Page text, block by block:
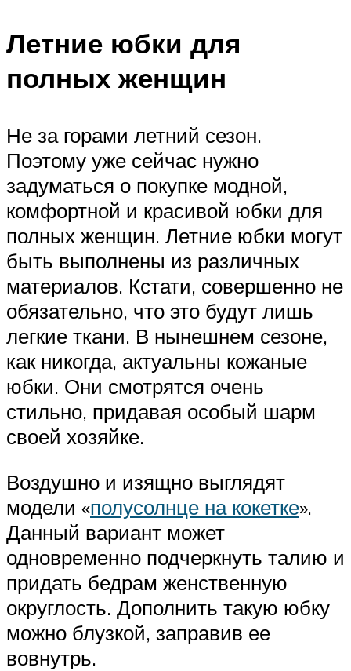
Летние юбки для
полных женщин
Не за горами летний сезон.
Поэтому уже сейчас нужно
задуматься о покупке модной,
комфортной и красивой юбки для
полных женщин. Летние юбки могут
быть выполнены из различных
материалов. Кстати, совершенно не
обязательно, что это будут лишь
легкие ткани. В нынешнем сезоне,
как никогда, актуальны кожаные
юбки. Они смотрятся очень
стильно, придавая особый шарм
своей хозяйке.
Воздушно и изящно выглядят
модели «полусолнце на кокетке».
Данный вариант может
одновременно подчеркнуть талию и
придать бедрам женственную
округлость. Дополнить такую юбку
можно блузкой, заправив ее
вовнутрь.